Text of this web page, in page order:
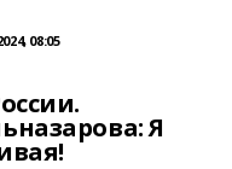
08:05
Я